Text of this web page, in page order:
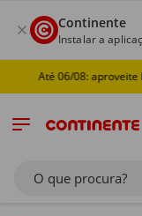
Continente
Instalar a
Até 06/08: aproveite
O que procura?